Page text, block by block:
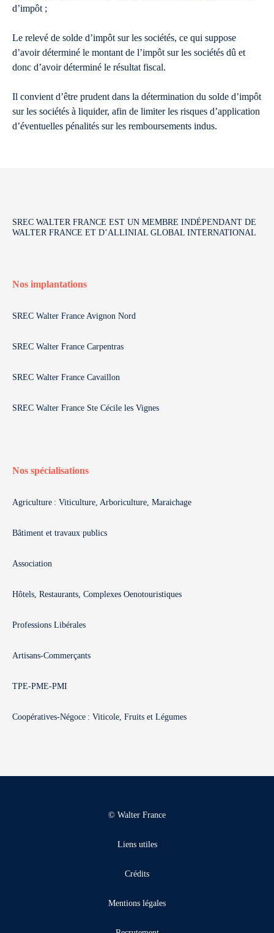
d’impôt ;
Le relevé de solde d’impôt sur les sociétés, ce qui suppose
d’avoir déterminé le montant de l’impôt sur les sociétés dû et
donc d’avoir déterminé le résultat fiscal.
Il convient d’être prudent dans la détermination du solde d’impôt
sur les sociétés à liquider, afin de limiter les risques d’application
d’éventuelles pénalités sur les remboursements indus.
SREC WALTER FRANCE EST UN MEMBRE INDÉPENDANT DE
WALTER FRANCE ET D’ALLINIAL GLOBAL INTERNATIONAL
Nos implantations
SREC Walter France Avignon Nord
SREC Walter France Carpentras
SREC Walter France Cavaillon
SREC Walter France Ste Cécile les Vignes
Nos spécialisations
Agriculture : Viticulture, Arboriculture, Maraichage
Bâtiment et travaux publics
Association
Hôtels, Restaurants, Complexes Oenotouristiques
Professions Libérales
Artisans-Commerçants
TPE-PME-PMI
Coopératives-Négoce : Viticole, Fruits et Légumes
© Walter France
Liens utiles
Crédits
Mentions légales